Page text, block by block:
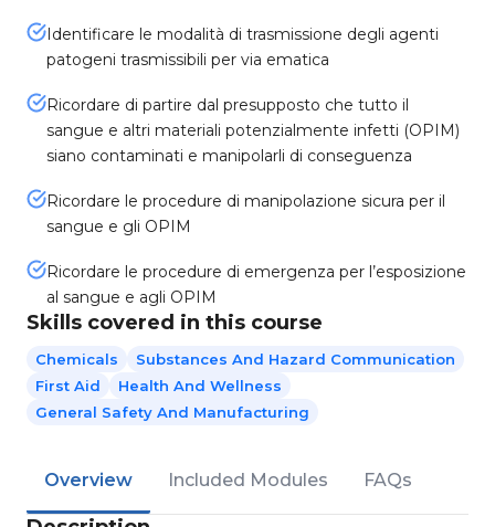
Identificare le modalità di trasmissione degli agenti
patogeni trasmissibili per via ematica
Ricordare di partire dal presupposto che tutto il
sangue e altri materiali potenzialmente infetti (OPIM)
siano contaminati e manipolarli di conseguenza
Ricordare le procedure di manipolazione sicura per il
sangue e gli OPIM
Ricordare le procedure di emergenza per l’esposizione
al sangue e agli OPIM
Skills covered in this course
Chemicals
Substances And Hazard Communication
First Aid
Health And Wellness
General Safety And Manufacturing
Overview Included Modules FAQs